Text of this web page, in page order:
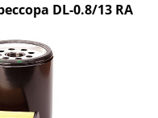
DL-0.8/13 RA